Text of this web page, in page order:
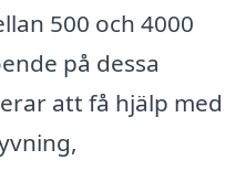
500 och 4000
på dessa
att få hjälp med